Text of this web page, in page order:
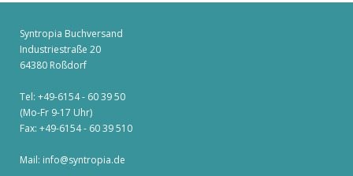
Syntropia Buchversand
Industriestraße 20
64380 Roßdorf
Tel: +49-6154 - 60 39 50
(Mo-Fr 9-17 Uhr)
Fax: +49-6154 - 60 39 510
Mail: info@syntropia.de